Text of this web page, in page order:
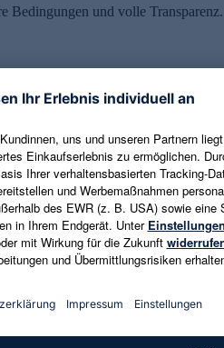
Bedingungen und volle Transparenz.
erhalten
und aktuelle Trends,
Als Dankeschön
Abmeldung ist jederzeit in
Es